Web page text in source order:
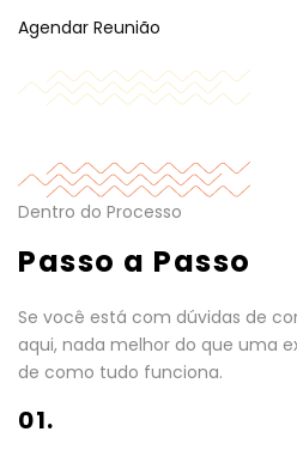
Agendar Reunião
Dentro do Processo
Passo a Passo
Se você está com dúvidas de
aqui, nada melhor do que uma
de como tudo funciona.
01.